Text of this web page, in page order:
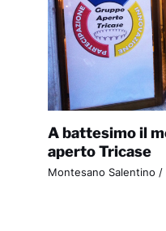
A battesimo il
aperto Tricase
Montesano Salentino /